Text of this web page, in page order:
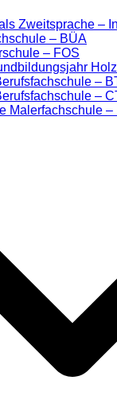
Zweitsprache –
– BÜA
– FOS
–
–
Malerfachschule –